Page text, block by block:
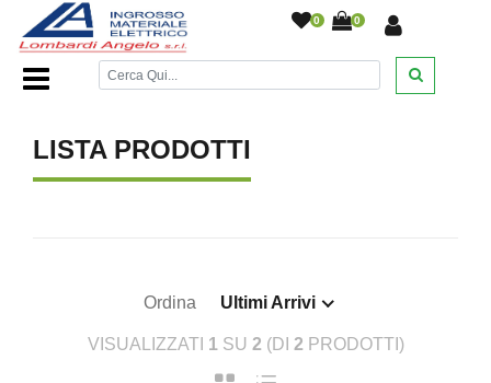
0 0
Home Page//
LISTA PRODOTTI
Ordina Ultimi Arrivi
VISUALIZZATI 1 SU 2 (DI 2 PRODOTTI)